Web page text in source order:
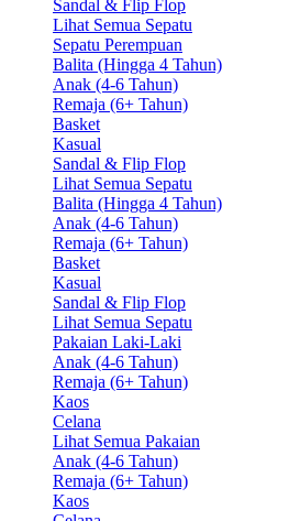
Sandal & Flip Flop
Lihat Semua Sepatu
Sepatu Perempuan
Balita (Hingga 4 Tahun)
Anak (4-6 Tahun)
Remaja (6+ Tahun)
Basket
Kasual
Sandal & Flip Flop
Lihat Semua Sepatu
Balita (Hingga 4 Tahun)
Anak (4-6 Tahun)
Remaja (6+ Tahun)
Basket
Kasual
Sandal & Flip Flop
Lihat Semua Sepatu
Pakaian Laki-Laki
Anak (4-6 Tahun)
Remaja (6+ Tahun)
Kaos
Celana
Lihat Semua Pakaian
Anak (4-6 Tahun)
Remaja (6+ Tahun)
Kaos